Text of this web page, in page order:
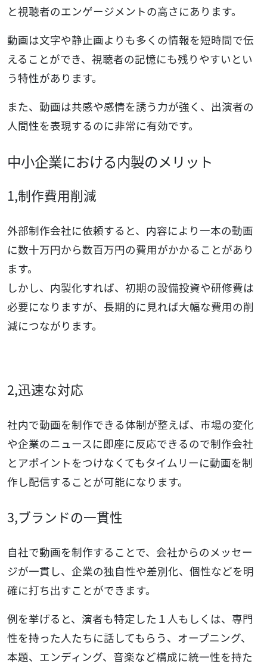
と視聴者のエンゲージメントの高さにあります。
動画は文字や静止画よりも多くの情報を短時間で伝
えることができ、視聴者の記憶にも残りやすいとい
う特性があります。
また、動画は共感や感情を誘う力が強く、出演者の
人間性を表現するのに非常に有効です。
中小企業における内製のメリット
1,制作費用削減
外部制作会社に依頼すると、内容により一本の動画
に数十万円から数百万円の費用がかかることがあり
ます。
しかし、内製化すれば、初期の設備投資や研修費は
必要になりますが、長期的に見れば大幅な費用の削
減につながります。
2,迅速な対応
社内で動画を制作できる体制が整えば、市場の変化
や企業のニュースに即座に反応できるので制作会社
とアポイントをつけなくてもタイムリーに動画を制
作し配信することが可能になります。
3,ブランドの一貫性
自社で動画を制作することで、会社からのメッセー
ジが一貫し、企業の独自性や差別化、個性などを明
確に打ち出すことができます。
例を挙げると、演者も特定した１人もしくは、専門
性を持った人たちに話してもらう、オープニング、
本題、エンディング、音楽など構成に統一性を持た